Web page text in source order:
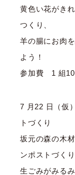
黄色い花がき
つくり、
羊の腸にお肉
よう！
参加費 1 組
7 月22 日（仮
トづくり
坂元の森の木
ンポストづくり
生ごみがみる